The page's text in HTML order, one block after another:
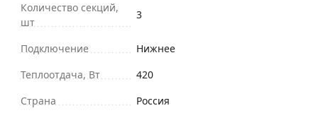
Количество секций,
шт
3
Подключение
Нижнее
Теплоотдача, Вт
420
Страна
Россия